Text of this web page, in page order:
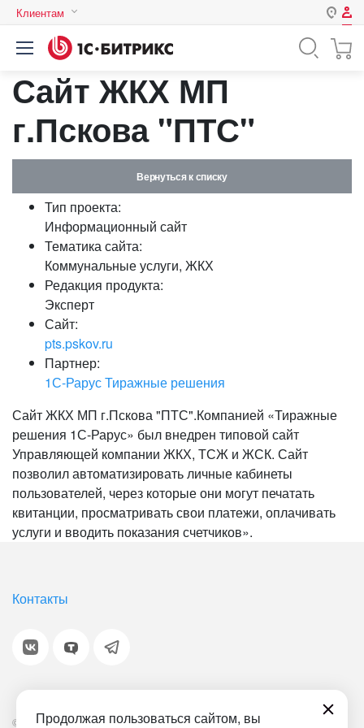
Продолжая пользоваться сайтом, вы
Клиентам
Авторизация
Нет аккаунта?Зарегистрироваться
Логин
Пароль
Запомнить меня на этом
Забыли свой пароль?
Сайт ЖКХ МП
г.Пскова "ПТС"
Вернуться к списку
Тип проекта:
Информационный сайт
Тематика сайта:
Коммунальные услуги, ЖКХ
Редакция продукта:
Эксперт
Сайт:
pts.pskov.ru
Партнер:
1С-Рарус Тиражные решения
Сайт ЖКХ МП г.Пскова "ПТС".Компанией «Тиражные
решения 1С-Рарус» был внедрен типовой сайт
Управляющей компании ЖКХ, ТСЖ и ЖСК. Сайт
позволил автоматизировать личные кабинеты
пользователей, через которые они могут печатать
квитанции, просматривать свои платежи, оплачивать
услуги и вводить показания счетчиков».
Контакты
© 2001-2026 «Битрикс», «1С-Битрикс». Работает на